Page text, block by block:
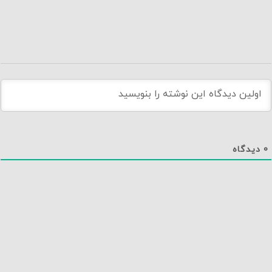
0 دیدگاه